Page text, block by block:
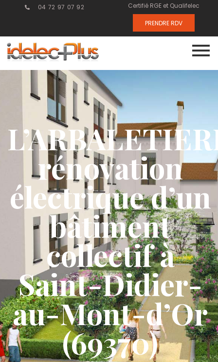
04 72 97 07 92 Certifié RGE et Qualifelec
PRENDRE RDV
rénovation
électrique d’un
bâtiment
collectif à
Saint-Didier-
au-Mont-d’Or
(69370)